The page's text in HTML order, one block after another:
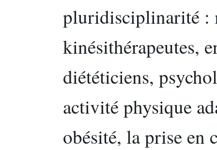
pluridisciplinarité :
kinésithérapeutes,
diététiciens,
activité physique
obésité, la prise en